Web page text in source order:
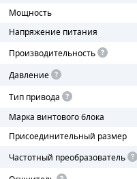
Мощность
Напряжение питания
Производительность
Давление
Тип привода
Марка винтового блока
Присоединительный размер
Частотный преобразователь
ПОДШИПНИКИ
ДЕТАЛИ ПОРШНЕВЫХ
ДЕТАЛИ СПИРАЛЬНЫХ
ДЕТАЛИ НАСОСНОЙ ЧАСТИ